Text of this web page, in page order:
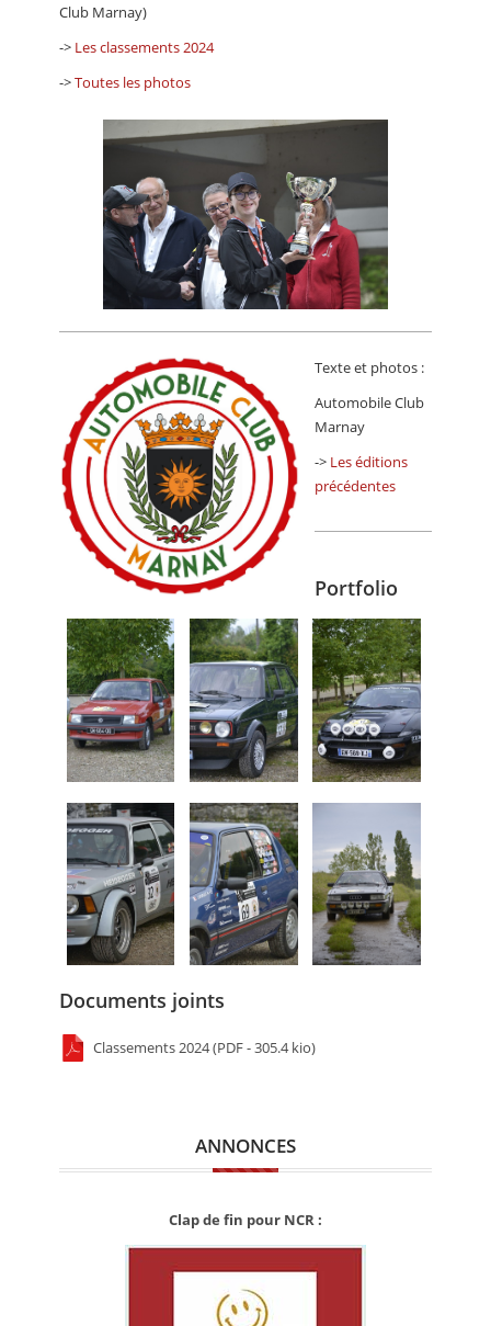
Club Marnay)
-> Les classements 2024
->Toutes les photos
Texte et photos :
Automobile Club
Marnay
-> Les éditions
précédentes
Portfolio
Documents joints
Classements 2024 (PDF - 305.4 kio)
ANNONCES
Clap de fin pour NCR :